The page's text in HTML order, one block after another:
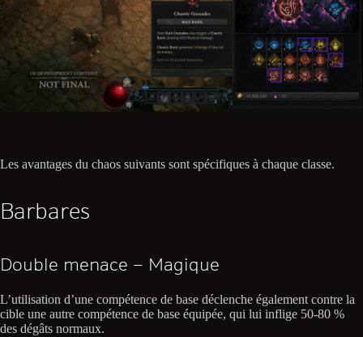
Les avantages du chaos suivants sont spécifiques à chaque classe.
Barbares
Double menace – Magique
L’utilisation d’une compétence de base déclenche également contre la
cible une autre compétence de base équipée, qui lui inflige 50-80 %
des dégâts normaux.